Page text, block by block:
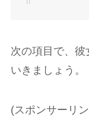
次の項目で、
いきましょう。
(スポンサーリ